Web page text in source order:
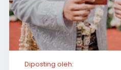
Diposting oleh: